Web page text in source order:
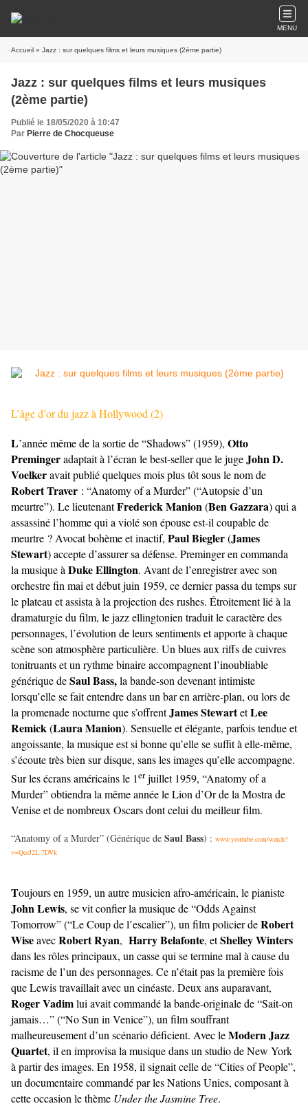
MENU
Accueil » Jazz : sur quelques films et leurs musiques (2ème partie)
Jazz : sur quelques films et leurs musiques
(2ème partie)
Publié le 18/05/2020 à 10:47
Par Pierre de Chocqueuse
L’âge d’or du jazz à Hollywood (2)
L’année même de la sortie de “Shadows” (1959), Otto
Premingeradaptait à l’écran le best-seller que le jugeJohn D.
Voelkeravait publié quelques mois plus tôt sous le nom de
Robert Traver : “Anatomy of a Murder” (“Autopsie d’un
meurtre”). Le lieutenantFrederick Manion(Ben Gazzara) qui a
assassiné l’homme qui a violé son épouse est-il coupable de
meurtre ? Avocat bohème et inactif, Paul Biegler(James
Stewart) accepte d’assurer sa défense. Preminger en commanda
la musique à Duke Ellington. Avant de l’enregistrer avec son
orchestre fin mai et début juin 1959, ce dernier passa du temps sur
le plateau et assista à la projection des rushes. Étroitement lié à la
dramaturgie du film, le jazz ellingtonien traduit le caractère des
personnages, l’évolution de leurs sentiments et apporte à chaque
scène son atmosphère particulière. Un blues aux riffs de cuivres
tonitruants et un rythme binaire accompagnent l’inoubliable
générique deSaul Bass,la bande-son devenant intimiste
lorsqu’elle se fait entendre dans un bar en arrière-plan, ou lors de
la promenade nocturne que s’offrentJames StewartetLee
Remick(Laura Manion). Sensuelle et élégante, parfois tendue et
angoissante, la musique est si bonne qu’elle se suffit à elle-même,
s’écoute très bien sur disque, sans les images qu’elle accompagne.
Sur les écrans américains le 1erjuillet 1959, “Anatomy of a
Murder” obtiendra la même année le Lion d’Or de la Mostra de
Venise et de nombreux Oscars dont celui du meilleur film.
“Anatomy of a Murder” (Générique de Saul Bass) : www.youtube.com/watch?
v=QccJ2L-7DVk
Toujours en 1959, un autre musicien afro-américain, le pianiste
John Lewis, se vit confier la musique de “Odds Against
Tomorrow” (“Le Coup de l’escalier”), un film policier deRobert
WiseavecRobert Ryan, Harry Belafonte, etShelley Winters
dans les rôles principaux, un casse qui se termine mal à cause du
racisme de l’un des personnages. Ce n’était pas la première fois
que Lewis travaillait avec un cinéaste. Deux ans auparavant,
Roger Vadimlui avait commandé la bande-originale de “Sait-on
jamais…” (“No Sun in Venice”), un film souffrant
malheureusement d’un scénario déficient. Avec leModern Jazz
Quartet, il en improvisa la musiquedans un studio de New York
à partir des images. En 1958, il signait celle de “Cities of People”,
un documentaire commandé par les Nations Unies, composant à
cette occasion le thème Under the Jasmine Tree.